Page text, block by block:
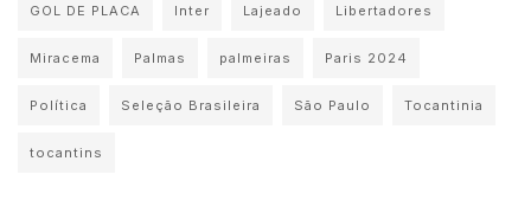
GOL DE PLACA Inter Lajeado Libertadores
Miracema Palmas palmeiras Paris 2024
Política Seleção Brasileira São Paulo Tocantinia
tocantins